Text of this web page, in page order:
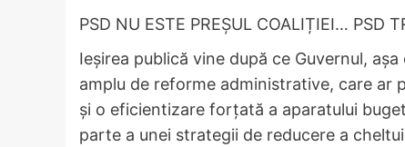
PSD NU ESTE PREȘUL COALIȚIEI… PSD
Ieșirea publică vine după ce Guvernul,
amplu de reforme administrative, care ar
și o eficientizare forțată a aparatului
parte a unei strategii de reducere a